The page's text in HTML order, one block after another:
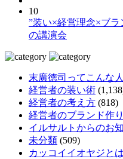
10
”装い×経営理念×ブ
の講演会
末廣徳司ってこんな人
経営者の装い術
経営者の考え方 (818)
経営者のブランド作り
イルサルトからのお
未分類 (509)
カッコイイオヤジとは